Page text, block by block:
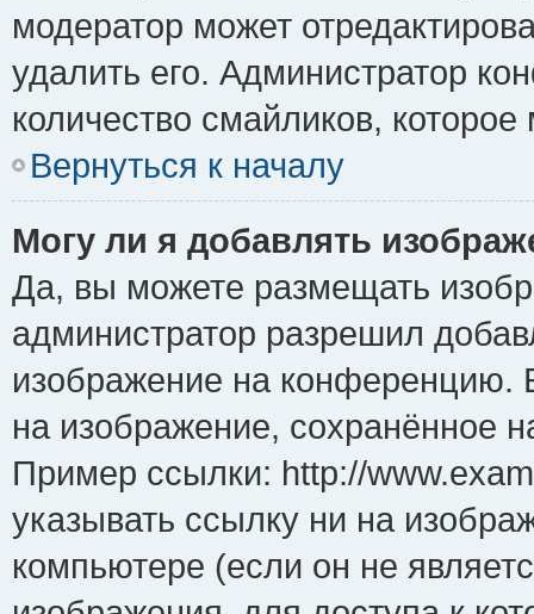
модератор может
удалить его. Администратор
количество смайликов,
Вернуться к началу
Могу ли я добавлять
Да, вы можете размещать
администратор разрешил
изображение на конференцию.
на изображение, сохранённое
Пример ссылки: http://
указывать ссылку ни на
компьютере (если он не